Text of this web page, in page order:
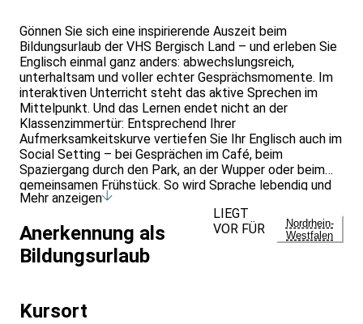
Gönnen Sie sich eine inspirierende Auszeit beim
Bildungsurlaub der VHS Bergisch Land – und erleben Sie
Englisch einmal ganz anders: abwechslungsreich,
unterhaltsam und voller echter Gesprächsmomente. Im
interaktiven Unterricht steht das aktive Sprechen im
Mittelpunkt. Und das Lernen endet nicht an der
Klassenzimmertür: Entsprechend Ihrer
Aufmerksamkeitskurve vertiefen Sie Ihr Englisch auch im
Social Setting – bei Gesprächen im Café, beim
Spaziergang durch den Park, an der Wupper oder beim
gemeinsamen Frühstück. So wird Sprache lebendig und
bleibt nachhaltig im Kopf. Ihre bestens qualifizierte
Trainerin Mina gestaltet Ihren Bildungsurlaub engagiert,
praxisnah und erlebnisreich – mit viel Gespür für
Motivation und Lernerfolg. Der Unterricht findet in
unseren neu renovierten, hervorragend ausgestatteten
verbindet. Diesen Kurs können Sie beruflich als
Mehr anzeigen
Anerkennung als
Bildungsurlaub
LIEGT
VOR FÜR
Nordrhein-
Westfalen
Kursort